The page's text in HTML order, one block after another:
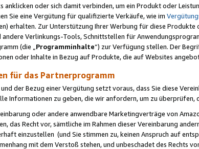
anklicken oder sich damit verbinden, um ein Produkt oder
Sie eine Vergütung für qualifizierte Verkäufe, wie im
erhalten. Zur Unterstützung Ihrer Werbung für diese Produkte
andere Verlinkungs-Tools, Schnittstellen für
(die „ Programminhalte“) zur Verfügung stellen. Der
oder Inhalte in Bezug auf Produkte, die auf Websites
für das Partnerprogramm
der Bezug einer Vergütung setzt voraus, dass Sie diese
Informationen zu geben, die wir anfordern, um zu überprüfen,
oder andere anwendbare Marketingverträge von
das Recht vor, sämtliche im Rahmen dieser Vereinbarung
einzustellen (und Sie stimmen zu, keinen Anspruch auf
mit dem Verstoß stehen, und unbeschadet des Rechts